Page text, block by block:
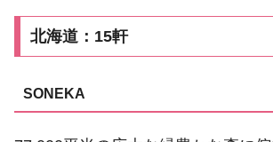
北海道：15軒
SONEKA